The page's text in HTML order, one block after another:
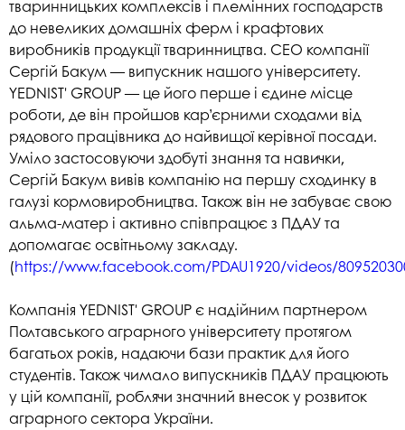
тваринницьких комплексів і племінних господарств
до невеликих домашніх ферм і крафтових
виробників продукції тваринництва. CEO компанії
Сергій Бакум — випускник нашого університету.
YEDNIST' GROUP — це його перше і єдине місце
роботи, де він пройшов кар’єрними сходами від
рядового працівника до найвищої керівної посади.
Уміло застосовуючи здобуті знання та навички,
Сергій Бакум вивів компанію на першу сходинку в
галузі кормовиробництва. Також він не забуває свою
альма-матер і активно співпрацює з ПДАУ та
допомагає освітньому закладу.
(https://www.facebook.com/PDAU1920/videos/
Компанія YEDNIST' GROUP є надійним партнером
Полтавського аграрного університету протягом
багатьох років, надаючи бази практик для його
студентів. Також чимало випускників ПДАУ працюють
у цій компанії, роблячи значний внесок у розвиток
аграрного сектора України.